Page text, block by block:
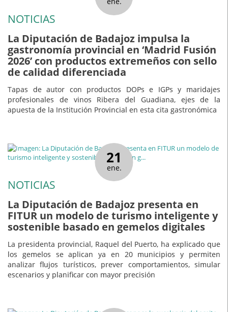
NOTICIAS
La Diputación de Badajoz impulsa la
gastronomía provincial en ‘Madrid Fusión
2026’ con productos extremeños con sello
de calidad diferenciada
Tapas de autor con productos DOPs e IGPs y maridajes
profesionales de vinos Ribera del Guadiana, ejes de la
apuesta de la Institución Provincial en esta cita gastronómica
21
ene.
NOTICIAS
La Diputación de Badajoz presenta en
FITUR un modelo de turismo inteligente y
sostenible basado en gemelos digitales
La presidenta provincial, Raquel del Puerto, ha explicado que
los gemelos se aplican ya en 20 municipios y permiten
analizar flujos turísticos, prever comportamientos, simular
escenarios y planificar con mayor precisión